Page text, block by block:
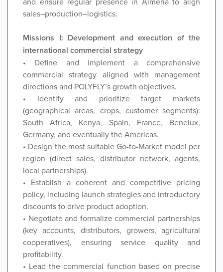
sales–production–logistics.
Missions I: Development and execution of the
international commercial strategy
• Define and implement a comprehensive
commercial strategy aligned with management
directions and POLYFLY’s growth objectives.
• Identify and prioritize target markets
(geographical areas, crops, customer segments):
South Africa, Kenya, Spain, France, Benelux,
Germany, and eventually the Americas.
• Design the most suitable Go-to-Market model per
region (direct sales, distributor network, agents,
local partnerships).
• Establish a coherent and competitive pricing
policy, including launch strategies and introductory
discounts to drive product adoption.
• Negotiate and formalize commercial partnerships
(key accounts, distributors, growers, agricultural
cooperatives), ensuring service quality and
profitability.
• Lead the commercial function based on precise